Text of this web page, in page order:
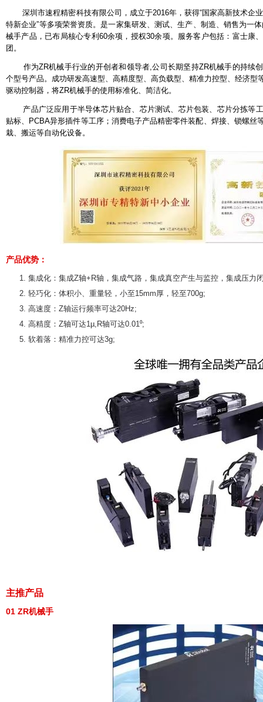
深圳市速程精密科技有限公司，成立于2016年，获得“国家高新技术企业
特新企业”等多项荣誉资质。是一家集研发、测试、生产、制造、销售为一
械手产品，已布局核心专利60余项，授权30余项。服务客户包括：富士康
团。
作为ZR机械手行业的开创者和领导者,公司长期坚持ZR机械手的持续
个型号产品。成功研发高速型、高精度型、高负载型、精准力控型、经济型
驱动控制器，将ZR机械手的使用标准化、简洁化。
产品广泛应用于半导体芯片贴合、芯片测试、芯片包装、芯片分拣等
贴标、PCBA异形插件等工序；消费电子产品精密零件装配、焊接、锁螺丝
栽、搬运等自动化设备。
产品优势：
集成化：集成Z轴+R轴，集成气路，集成真空产生与监控，集成压力
轻巧化：体积小、重量轻，小至15mm厚，轻至700g;
高速度：Z轴运行频率可达20Hz;
高精度：Z轴可达1µ,R轴可达0.01⁰;
软着落：精准力控可达3g;
主推产品
01 ZR机械手